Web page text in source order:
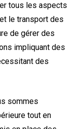
tous les aspects
le transport des
de gérer des
impliquant des
des
sommes
tout en